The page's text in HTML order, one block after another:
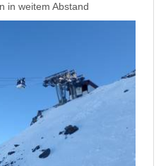
in weitem Abstand